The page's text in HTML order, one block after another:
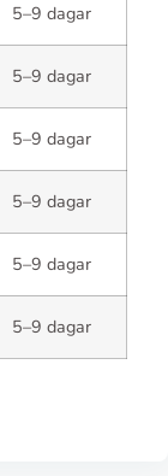
5–9 dagar
5–9 dagar
5–9 dagar
5–9 dagar
5–9 dagar
5–9 dagar